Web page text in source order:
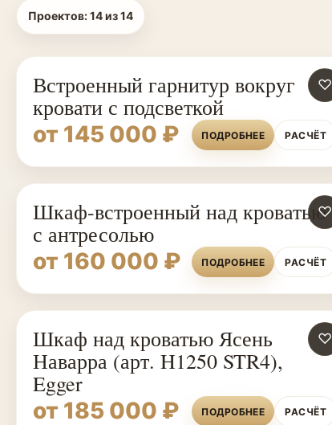
Проектов:14из14
♡
Встроенный гарнитур вокруг
кровати с подсветкой
от 145 000 ₽
ПОДРОБНЕЕ РАСЧЁТ
♡
Шкаф-встроенный над кроватью
с антресолью
от 160 000 ₽
ПОДРОБНЕЕ РАСЧЁТ
♡
Шкаф над кроватью Ясень
Наварра (арт. H1250 STR4),
Egger
от 185 000 ₽
ПОДРОБНЕЕ РАСЧЁТ